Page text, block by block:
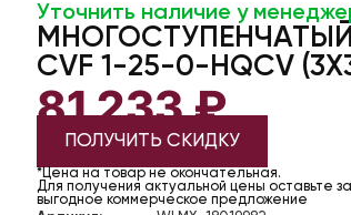
Уточнить наличие у
CVF 1-25-0-HQCV
81 233₽
ПОЛУЧИТЬ СКИДКУ
*Цена на товар не окончательная.
Для получения актуальной цены оставьте
выгодное коммерческое предложение